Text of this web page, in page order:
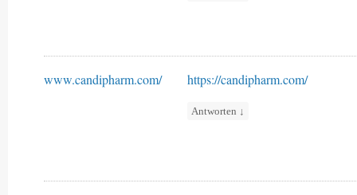
www.candipharm.com/ https://candipharm.com/
Antworten ↓